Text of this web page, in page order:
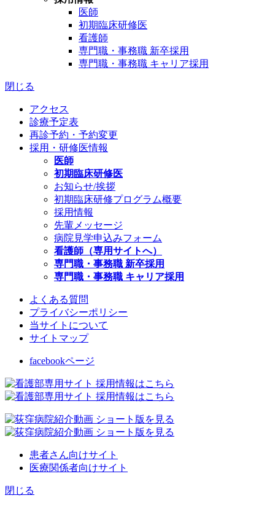
医師
初期臨床研修医
看護師
専門職・事務職 新卒採用
専門職・事務職 キャリア採用
閉じる
アクセス
診療予定表
再診予約・予約変更
採用・研修医情報
医師
初期臨床研修医
お知らせ/挨拶
初期臨床研修プログラム概要
採用情報
先輩メッセージ
病院見学申込みフォーム
看護師（専用サイトへ）
専門職・事務職 新卒採用
専門職・事務職 キャリア採用
よくある質問
プライバシーポリシー
当サイトについて
サイトマップ
facebookページ
患者さん向けサイト
医療関係者向けサイト
閉じる